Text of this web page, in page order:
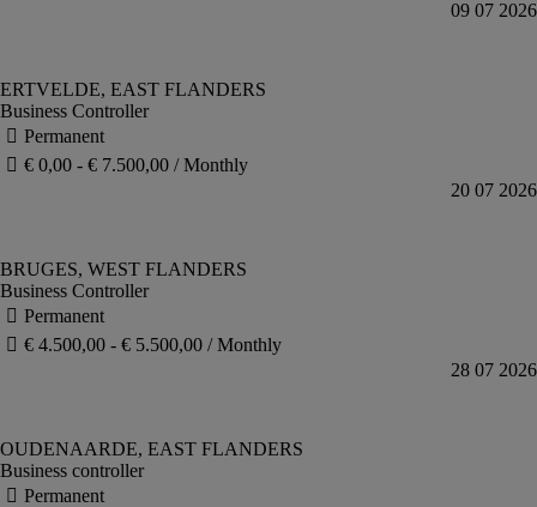
Business Controller
Business Controller
Business controller